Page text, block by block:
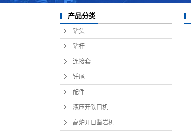
产品分类
钻头
钻杆
连接套
钎尾
配件
液压开铁口机
高炉开口凿岩机